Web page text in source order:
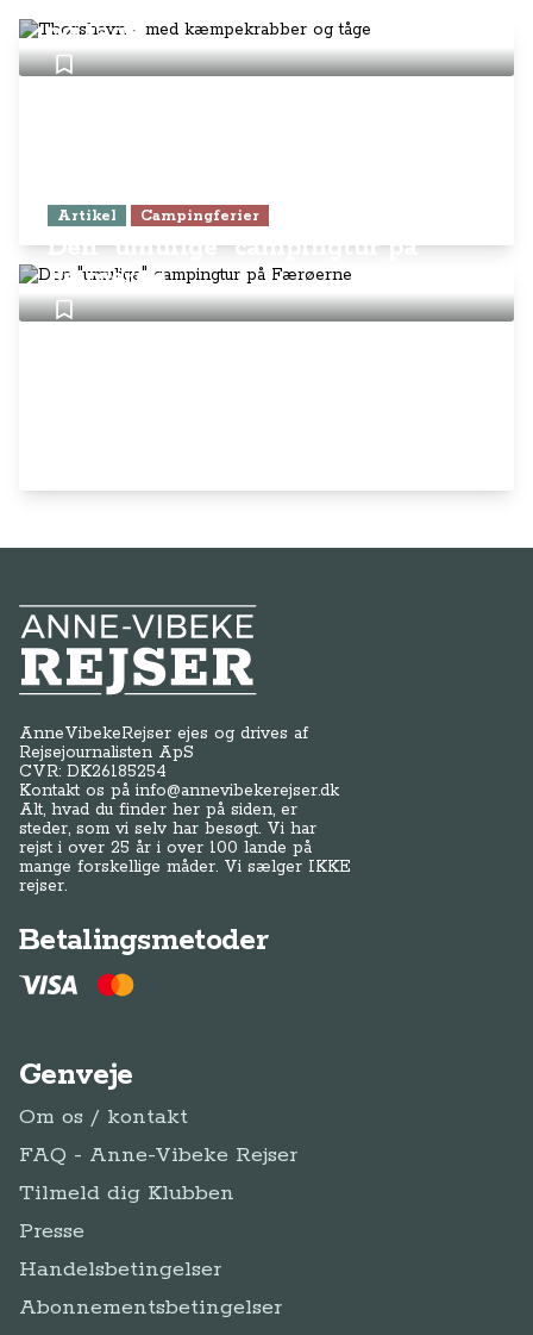
og tåge
Artikel Campingferier
Den "umulige" campingtur på
Færøerne
Anne-Vibeke Rejser
AnneVibekeRejser ejes og drives af
Rejsejournalisten ApS
CVR: DK26185254
Kontakt os påinfo@annevibekerejser.dk
Alt, hvad du finder her på siden, er
steder, som vi selv har besøgt. Vi har
rejst i over 25 år i over 100 lande på
mange forskellige måder. Vi sælger IKKE
rejser.
Betalingsmetoder
Genveje
Om os / kontakt
FAQ - Anne-Vibeke Rejser
Tilmeld dig Klubben
Presse
Handelsbetingelser
Abonnementsbetingelser